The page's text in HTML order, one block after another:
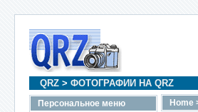
QRZ > ФОТОГРАФИИ НА QRZ
Персональное меню
Home